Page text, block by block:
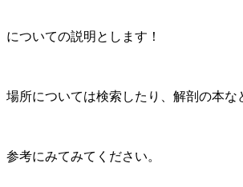
についての説明とします！
場所については検索したり、解剖の本な
参考にみてみてください。